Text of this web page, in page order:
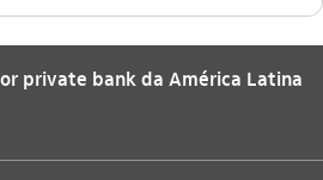
private bank da América Latina